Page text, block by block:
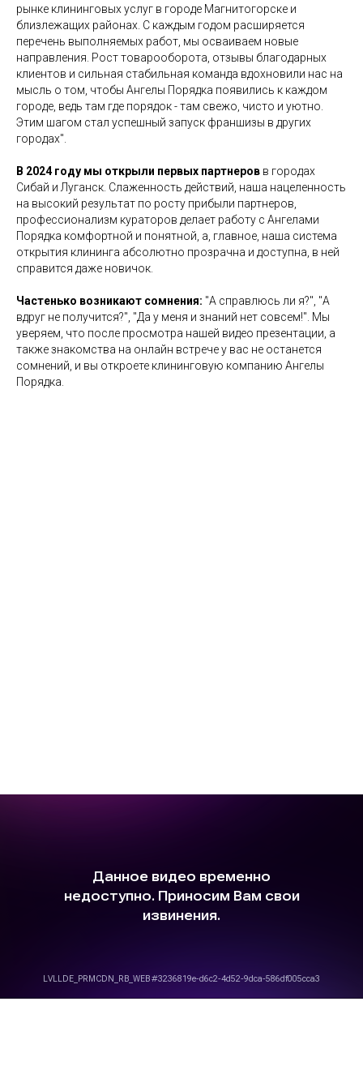
рынке клининговых услуг в городе Магнитогорске и
близлежащих районах. С каждым годом расширяется
перечень выполняемых работ, мы осваиваем новые
направления. Рост товарооборота, отзывы благодарных
клиентов и сильная стабильная команда вдохновили нас на
мысль о том, чтобы Ангелы Порядка появились к каждом
городе, ведь там где порядок - там свежо, чисто и уютно.
Этим шагом стал успешный запуск франшизы в других
городах".
В 2024 году мы открыли первых партнеров в городах
Сибай и Луганск. Слаженность действий, наша нацеленность
на высокий результат по росту прибыли партнеров,
профессионализм кураторов делает работу с Ангелами
Порядка комфортной и понятной, а, главное, наша система
открытия клининга абсолютно прозрачна и доступна, в ней
справится даже новичок.
Частенько возникают сомнения: "А справлюсь ли я?", "А
вдруг не получится?", "Да у меня и знаний нет совсем!". Мы
уверяем, что после просмотра нашей видео презентации, а
также знакомства на онлайн встрече у вас не останется
сомнений, и вы откроете клининговую компанию Ангелы
Порядка.